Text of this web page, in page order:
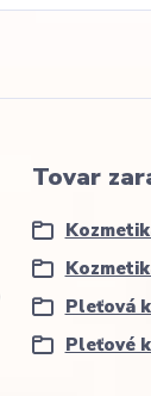
Tovar
Pleťová
Pleťové